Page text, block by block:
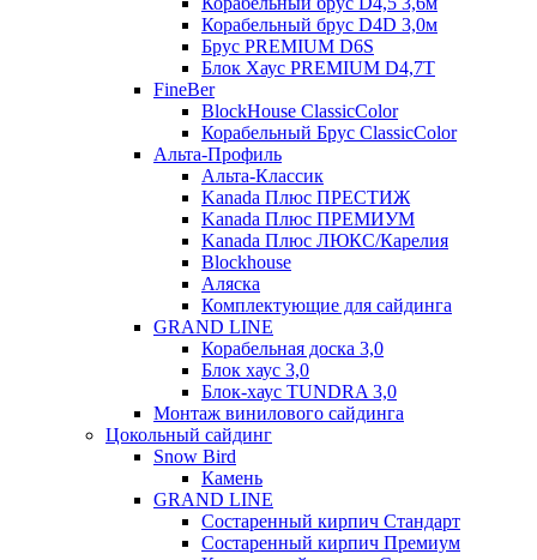
Корабельный брус D4D 3,0м
Брус PREMIUM D6S
Блок Хаус PREMIUM D4,7T
FineBer
BlockHouse ClassicColor
Корабельный Брус ClassicColor
Альта-Профиль
Альта-Классик
Kanada Плюс ПРЕСТИЖ
Kanada Плюс ПРЕМИУМ
Kanada Плюс ЛЮКС/Карелия
Blockhouse
Аляска
Комплектующие для сайдинга
GRAND LINE
Корабельная доска 3,0
Блок хаус 3,0
Блок-хаус TUNDRA 3,0
Монтаж винилового сайдинга
Цокольный сайдинг
Snow Bird
Камень
GRAND LINE
Состаренный кирпич Стандарт
Состаренный кирпич Премиум